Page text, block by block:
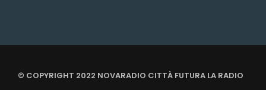
© COPYRIGHT 2022 NOVARADIO CITTÀ FUTURA LA RADIO